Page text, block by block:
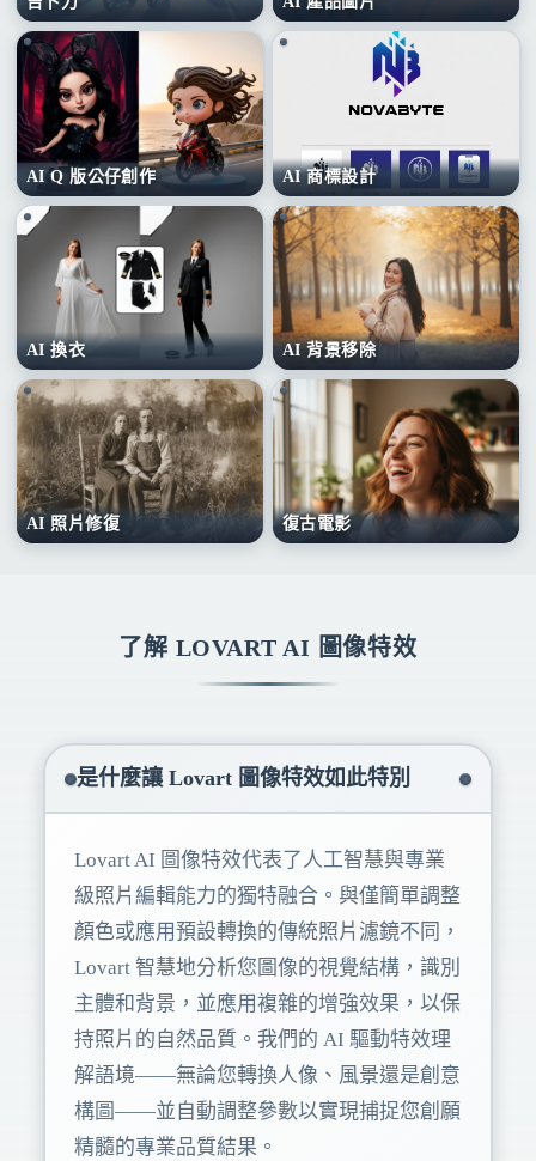
AI Q 版公仔創作 AI 商標設計
AI 換衣 AI 背景移除
AI 照片修復 復古電影
了解 LOVART AI 圖像特效
是什麼讓 Lovart 圖像特效如此特別
Lovart AI 圖像特效代表了人工智慧與專業
級照片編輯能力的獨特融合。與僅簡單調整
顏色或應用預設轉換的傳統照片濾鏡不同，
Lovart 智慧地分析您圖像的視覺結構，識別
主體和背景，並應用複雜的增強效果，以保
持照片的自然品質。我們的 AI 驅動特效理
解語境——無論您轉換人像、風景還是創意
構圖——並自動調整參數以實現捕捉您創願
精髓的專業品質結果。